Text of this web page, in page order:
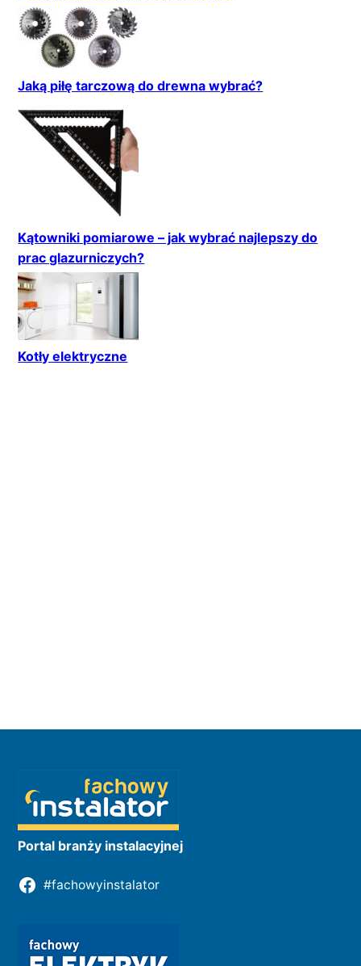
Jaką piłę tarczową do drewna wybrać?
Kątowniki pomiarowe – jak wybrać najlepszy do
prac glazurniczych?
Kotły elektryczne
Portal branży instalacyjnej
#fachowyinstalator